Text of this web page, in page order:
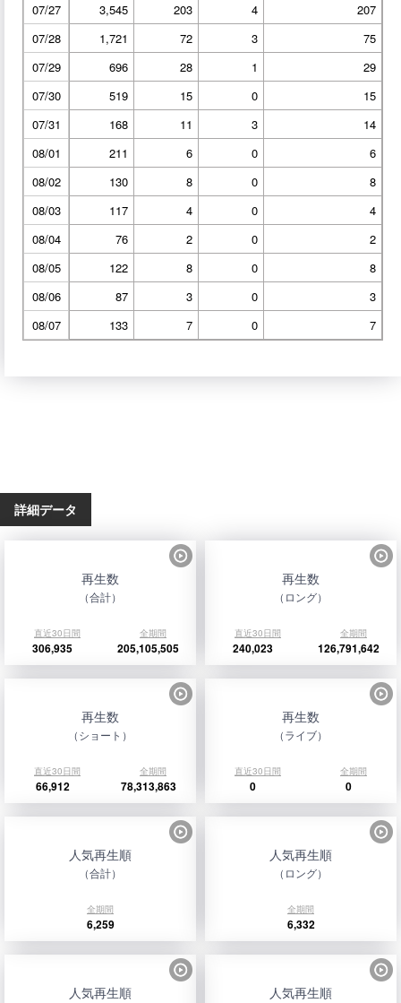
07/27
3,545 203 4
207
07/28
1,721 72 3
75
07/29
696 28 1
29
07/30
519 15 0
15
07/31
168 11 3
14
08/01
211 6 0
6
08/02
130 8 0
8
08/03
117 4 0
4
08/04
76 2 0
2
08/05
122 8 0
8
08/06
87 3 0
3
08/07
133 7 0 7
詳細データ
再生数
（合計）
直近30日間 全期間
306,935 205,105,505
再生数
（ロング）
直近30日間 全期間
240,023 126,791,642
再生数
（ショート）
直近30日間 全期間
66,912 78,313,863
再生数
（ライブ）
直近30日間 全期間
0 0
人気再生順
（合計）
全期間
6,259
人気再生順
（ロング）
全期間
6,332
人気再生順 人気再生順